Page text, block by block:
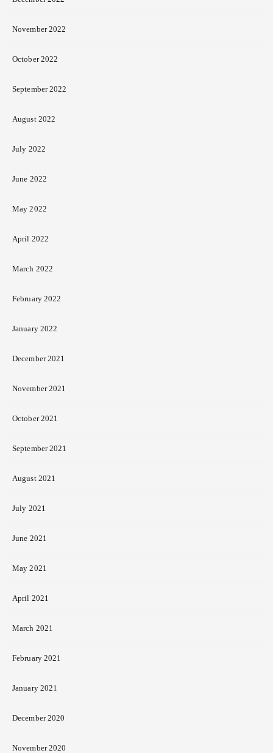
November 2022
October 2022
September 2022
August 2022
July 2022
June 2022
May 2022
April 2022
March 2022
February 2022
January 2022
December 2021
November 2021
October 2021
September 2021
August 2021
July 2021
June 2021
May 2021
April 2021
March 2021
February 2021
January 2021
December 2020
November 2020